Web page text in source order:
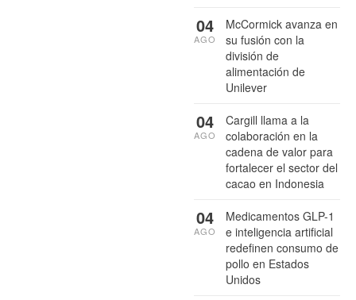
McCormick avanza en
su fusión con la
división de
alimentación de
Unilever
04
AGO
Cargill llama a la
colaboración en la
cadena de valor para
fortalecer el sector del
cacao en Indonesia
04
AGO
Medicamentos GLP-1
e inteligencia artificial
redefinen consumo de
pollo en Estados
Unidos
04
AGO